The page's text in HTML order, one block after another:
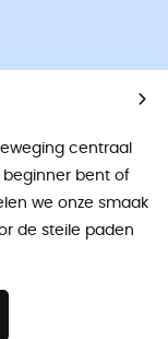
centraal
beginner bent of
we onze smaak
de steile paden